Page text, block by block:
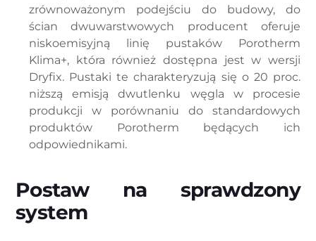
zrównoważonym podejściu do budowy, do
ścian dwuwarstwowych producent oferuje
niskoemisyjną linię pustaków Porotherm
Klima+, która również dostępna jest w wersji
Dryfix. Pustaki te charakteryzują się o 20 proc.
niższą emisją dwutlenku węgla w procesie
produkcji w porównaniu do standardowych
produktów Porotherm będących ich
odpowiednikami.
Postaw na sprawdzony
system